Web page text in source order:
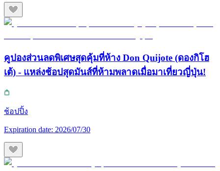
คูปองส่วนลดพิเศษสุดคุ้มที่ห้าง Don Quijote (ดองกิโฮ
เต้) - แหล่งช้อปสุดมันส์ที่ห้ามพลาดเมื่อมาเที่ยวญี่ปุ่น!
ช้อปปิ้ง
Expiration date: 2026/07/30